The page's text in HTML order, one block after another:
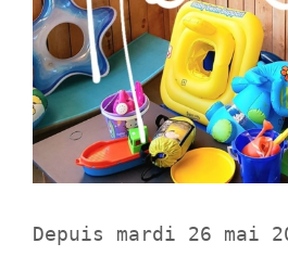
Depuis mardi 26 mai